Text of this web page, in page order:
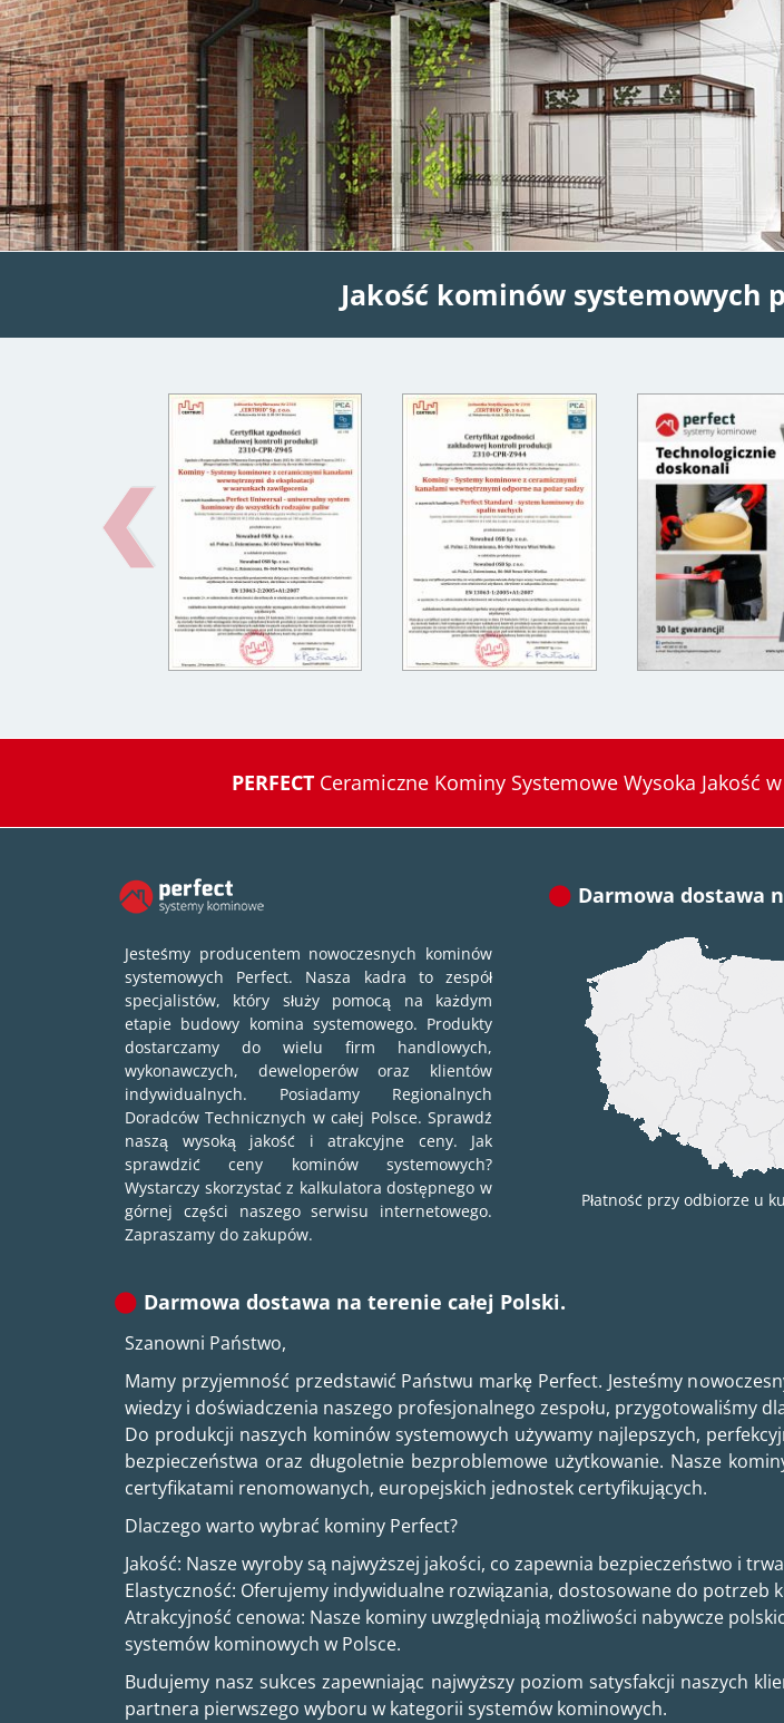
Jakość kominów
PERFECTCeramiczne Kominy Systemowe Wysoka Jakość
Jesteśmy producentem nowoczesnych kominów
systemowych Perfect. Nasza kadra to zespół
specjalistów, który służy pomocą na każdym
etapie budowy komina systemowego. Produkty
dostarczamy do wielu firm handlowych,
wykonawczych, deweloperów oraz klientów
indywidualnych. Posiadamy Regionalnych
Doradców Technicznych w całej Polsce. Sprawdź
naszą wysoką jakość i atrakcyjne ceny. Jak
sprawdzić ceny kominów systemowych?
Wystarczy skorzystać z kalkulatora dostępnego w
górnej części naszego serwisu internetowego.
Zapraszamy do zakupów.
Darmowa dostawa
Płatność przy odbiorze u
Darmowa dostawa na terenie całej Polski.
Szanowni Państwo,
Mamy przyjemność przedstawić Państwu markę Perfect. Jesteśmy
wiedzy i doświadczenia naszego profesjonalnego zespołu, przygotowaliśmy
Do produkcji naszych kominów systemowych używamy najlepszych,
bezpieczeństwa oraz długoletnie bezproblemowe użytkowanie. Nasze
certyfikatami renomowanych, europejskich jednostek certyfikujących.
Dlaczego warto wybrać kominy Perfect?
Jakość: Nasze wyroby są najwyższej jakości, co zapewnia bezpieczeństwo i
Elastyczność: Oferujemy indywidualne rozwiązania, dostosowane do potrzeb
Atrakcyjność cenowa: Nasze kominy uwzględniają możliwości nabywcze
systemów kominowych w Polsce.
Budujemy nasz sukces zapewniając najwyższy poziom satysfakcji naszych
partnera pierwszego wyboru w kategorii systemów kominowych.